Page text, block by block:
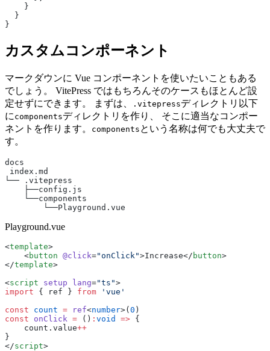
    }
  }
}
カスタムコンポーネント
マークダウンに Vue コンポーネントを使いたいこともある
でしょう。 VitePress ではもちろんそのケースもほとんど設
定せずにできます。 まずは、
.vitepressディレクトリ以下
に componentsディレクトリを作り、 そこに適当なコンポー
ネントを作ります。
components という名称は何でも大丈夫で
す。
docs
index.md
└── .vitepress
    ├──config.js
    └──components
        └──Playground.vue
Playground.vue
<template>
    <
button @click="onClick">Increase</ button>
</template>
<script setup lang="ts">
import { ref } from 'vue'
const count = ref<number>( 0 )
const onClick = () : void => {
    count.value
++
}
</script>